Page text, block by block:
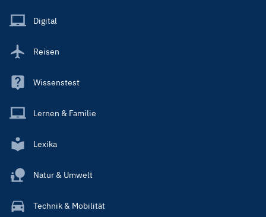
Main
Digital
Reisen
Wissenstest
Lernen & Familie
Lexika
Natur & Umwelt
Technik & Mobilität